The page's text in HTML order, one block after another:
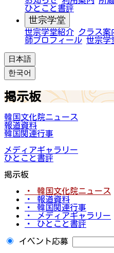
ひとこと書評
世宗学堂
世宗学堂紹介 クラス案
師プロフィール 世宗学
日本語
한국어
掲示板
韓国文化院ニュース
報道資料
韓国関連行事
メディアギャラリー
ひとこと書評
掲示板
・ 韓国文化院ニュース
・ 報道資料
・ 韓国関連行事
・ メディアギャラリー
・ ひとこと書評
イベント応募